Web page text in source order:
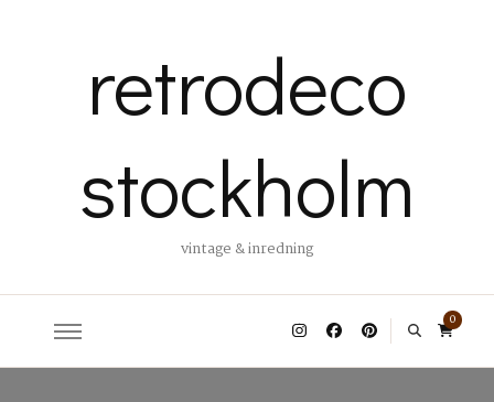
retrodeco
stockholm
vintage & inredning
0